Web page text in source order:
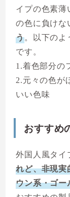
イプの色素薄
の色に負けな
う。以下のよ
です。
1.着色部分の
2.元々の色が
いい色味
おすすめ
外国人風タイ
れど、非現実
ウン系・ゴー